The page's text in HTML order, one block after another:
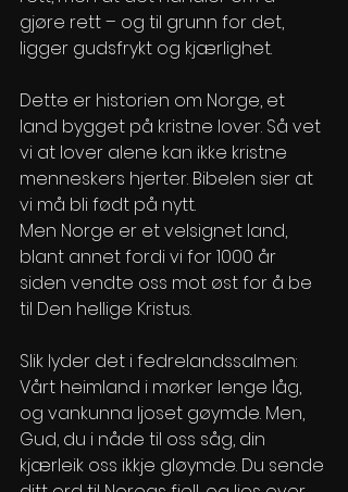
gjøre rett – og til grunn for det,
ligger gudsfrykt og kjærlighet.
Dette er historien om Norge, et
land bygget på kristne lover. Så vet
vi at lover alene kan ikke kristne
menneskers hjerter. Bibelen sier at
vi må bli født på nytt.
Men Norge er et velsignet land,
blant annet fordi vi for 1000 år
siden vendte oss mot øst for å be
til Den hellige Kristus.
Slik lyder det i fedrelandssalmen:
Vårt heimland i mørker lenge låg,
og vankunna ljoset gøymde. Men,
Gud, du i nåde til oss såg, din
kjærleik oss ikkje gløymde. Du sende